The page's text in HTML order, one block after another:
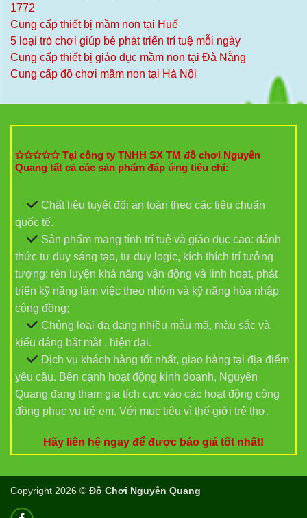
1772
Cung cấp thiết bị mầm non tại Huế
5 loại trò chơi giúp bé phát triển trí tuệ mỗi ngày
Cung cấp thiết bị giáo dục mầm non tại Đà Nẵng
Cung cấp đồ chơi mầm non tại Hà Nội
✩✩✩✩✩ Tại công ty TNHH SX TM đồ chơi Nguyên
Quang tất cả các sản phẩm đáp ứng tiêu chí:
Chất liệu tuyệt đối an toàn theo các tiêu chuẩn
quốc tế.
Sản phẩm mang tính trí tuệ và giáo dục cao: đánh
thức tư duy sáng tạo, tư duy logic, kích thích trí tưởng
tượng; rèn luyện khả năng vận động và linh hoạt, phát
triển kỹ năng làm việc theo nhóm và kỹ năng hòa nhập
cộng đồng;
Chủng loại đa dạng nhiều mẫu mã, màu sắc và
kiểu dáng bắt mắt , hiện đại.
Dịch vụ khách hàng tốt nhất, giao hàng tại địa điểm
yêu cầu. Bên cạnh hoạt động kinh doanh, Nguyên
Quang đang tham gia tích cực vào các hoạt động công
đồng phục vụ trẻ em. Với mục tiêu vì thế giới trẻ thơ.
Hãy liên hệ ngay để được báo giá tốt nhất!
Copyright 2026 © Đồ Chơi Nguyên Quang